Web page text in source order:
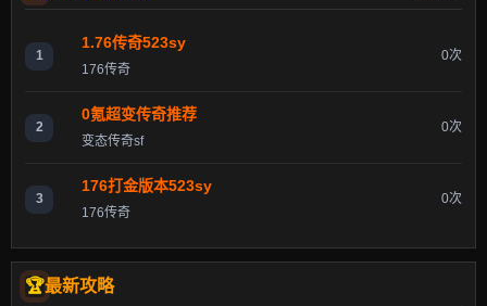
1
1.76传奇523sy
176传奇
0次
2
0氪超变传奇推荐
变态传奇sf
0次
3
176打金版本523sy
176传奇
0次
最新攻略